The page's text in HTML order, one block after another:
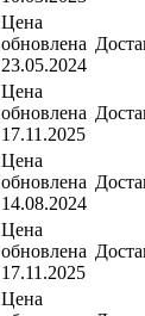
Цена
обновлена
23.05.2024
Цена
обновлена
17.11.2025
Цена
обновлена
14.08.2024
Цена
обновлена
17.11.2025
Цена